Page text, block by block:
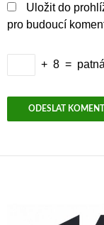
Uložit do
pro budoucí
+ 8 =